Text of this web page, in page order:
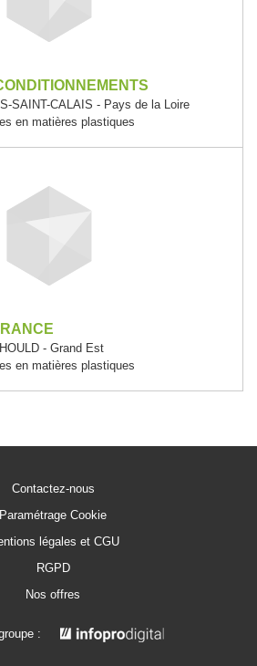
SAINT-CALAIS - Pays de la Loire
en matières plastiques
- Grand Est
en matières plastiques
Contactez-nous
Paramétrage Cookie
légales et CGU
RGPD
Nos offres
: